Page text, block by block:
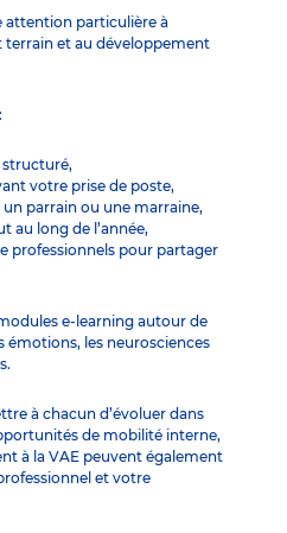
attention particulière à
terrain et au développement
structuré,
votre prise de poste,
parrain ou une marraine,
au long de l’année,
professionnels pour partager
e-learning autour de
les neurosciences
à chacun d’évoluer dans
de mobilité interne,
à la VAE peuvent également
et votre